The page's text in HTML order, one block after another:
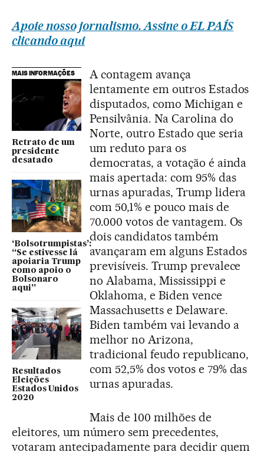
Apoie nosso jornalismo. Assine o EL PAÍS
clicando aqui
MAIS INFORMAÇÕES
Retrato de um
presidente
desatado
‘Bolsotrumpistas’:
“Se estivesse lá
apoiaria Trump
como apoio o
Bolsonaro
aqui”
Resultados
Eleições
Estados Unidos
2020
A contagem avança
lentamente em outros Estados
disputados, como Michigan e
Pensilvânia. Na Carolina do
Norte, outro Estado que seria
um reduto para os
democratas, a votação é ainda
mais apertada: com 95% das
urnas apuradas, Trump lidera
com 50,1% e pouco mais de
70.000 votos de vantagem. Os
dois candidatos também
avançaram em alguns Estados
previsíveis. Trump prevalece
no Alabama, Mississippi e
Oklahoma, e Biden vence
Massachusetts e Delaware.
Biden também vai levando a
melhor no Arizona,
tradicional feudo republicano,
com 52,5% dos votos e 79% das
urnas apuradas.
Mais de 100 milhões de
eleitores, um número sem precedentes,
votaram antecipadamente para decidir quem